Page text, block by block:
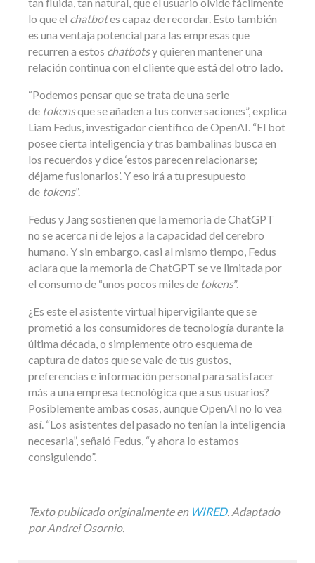
lo que el chatbotes capaz de recordar. Esto también
es una ventaja potencial para las empresas que
recurren a estos chatbotsy quieren mantener una
relación continua con el cliente que está del otro lado.
“Podemos pensar que se trata de una serie
de tokensque se añaden a tus conversaciones”, explica
Liam Fedus, investigador científico de OpenAI. “El bot
posee cierta inteligencia y tras bambalinas busca en
los recuerdos y dice ‘estos parecen relacionarse;
déjame fusionarlos’. Y eso irá a tu presupuesto
de tokens”.
Fedus y Jang sostienen que la memoria de ChatGPT
no se acerca ni de lejos a la capacidad del cerebro
humano. Y sin embargo, casi al mismo tiempo, Fedus
aclara que la memoria de ChatGPT se ve limitada por
el consumo de “unos pocos miles de tokens”.
¿Es este el asistente virtual hipervigilante que se
prometió a los consumidores de tecnología durante la
última década, o simplemente otro esquema de
captura de datos que se vale de tus gustos,
preferencias e información personal para satisfacer
más a una empresa tecnológica que a sus usuarios?
Posiblemente ambas cosas, aunque OpenAI no lo vea
así. “Los asistentes del pasado no tenían la inteligencia
necesaria”, señaló Fedus, “y ahora lo estamos
consiguiendo”.
Texto publicado originalmente en WIRED. Adaptado
por Andrei Osornio.